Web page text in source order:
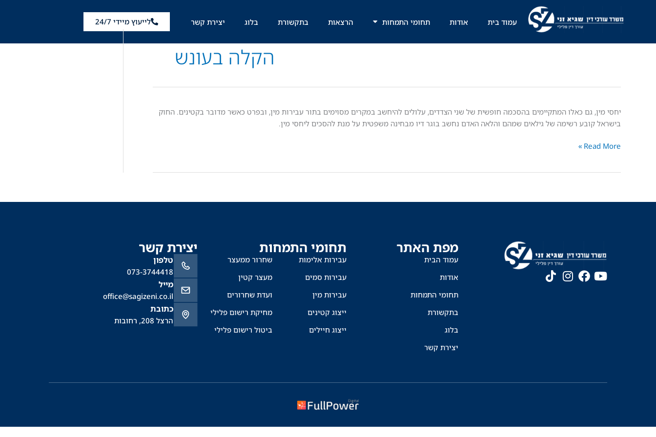
עמוד בית אודות תחומי התמחות הרצאות בתקשורת בלוג יצירת קשר לייעוץ מיידי 24/7
הקלה בעונש
יחסי מין, גם כאלו המתקיימים בהסכמה חופשית של שני הצדדים, עלולים להיחשב במקרים מסוימים בתור עבירות מין, ובפרט כאשר מדובר בקטינים. החוק
בישראל קובע רשימה של גילאים שמהם והלאה האדם נחשב בוגר דיו מבחינה משפטית על מנת להסכים ליחסי מין.
הסכמה
חופשית
מין
Read More »
מפת האתר
עמוד הבית
אודות
תחומי התמחות
בתקשורת
בלוג
יצירת קשר
תחומי התמחות
עבירות אלימות
עבירות סמים
עבירות מין
ייצוג קטינים
ייצוג חיילים
שחרור ממעצר
מעצר קטין
ועדת שחרורים
מחיקת רישום פלילי
ביטול רישום פלילי
יצירת קשר
טלפון
073-3744418
מייל
office@sagizeni.co.il
כתובת
הרצל 208, רחובות